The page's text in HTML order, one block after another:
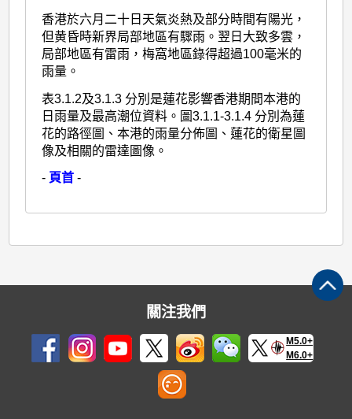
香港於六月二十日天氣炎熱及部分時間有陽光，
但黄昏時新界局部地區有驟雨。翌日大致多雲，
局部地區有雷雨，梅窩地區錄得超過100毫米的
雨量。
表3.1.2及3.1.3 分別是蓮花影響香港期間本港的
日雨量及最高潮位資料。圖3.1.1-3.1.4 分別為蓮
花的路徑圖、本港的雨量分佈圖、蓮花的衛星圖
像及相關的雷達圖像。
- 頁首 -
關注我們
M5.0+
M6.0+